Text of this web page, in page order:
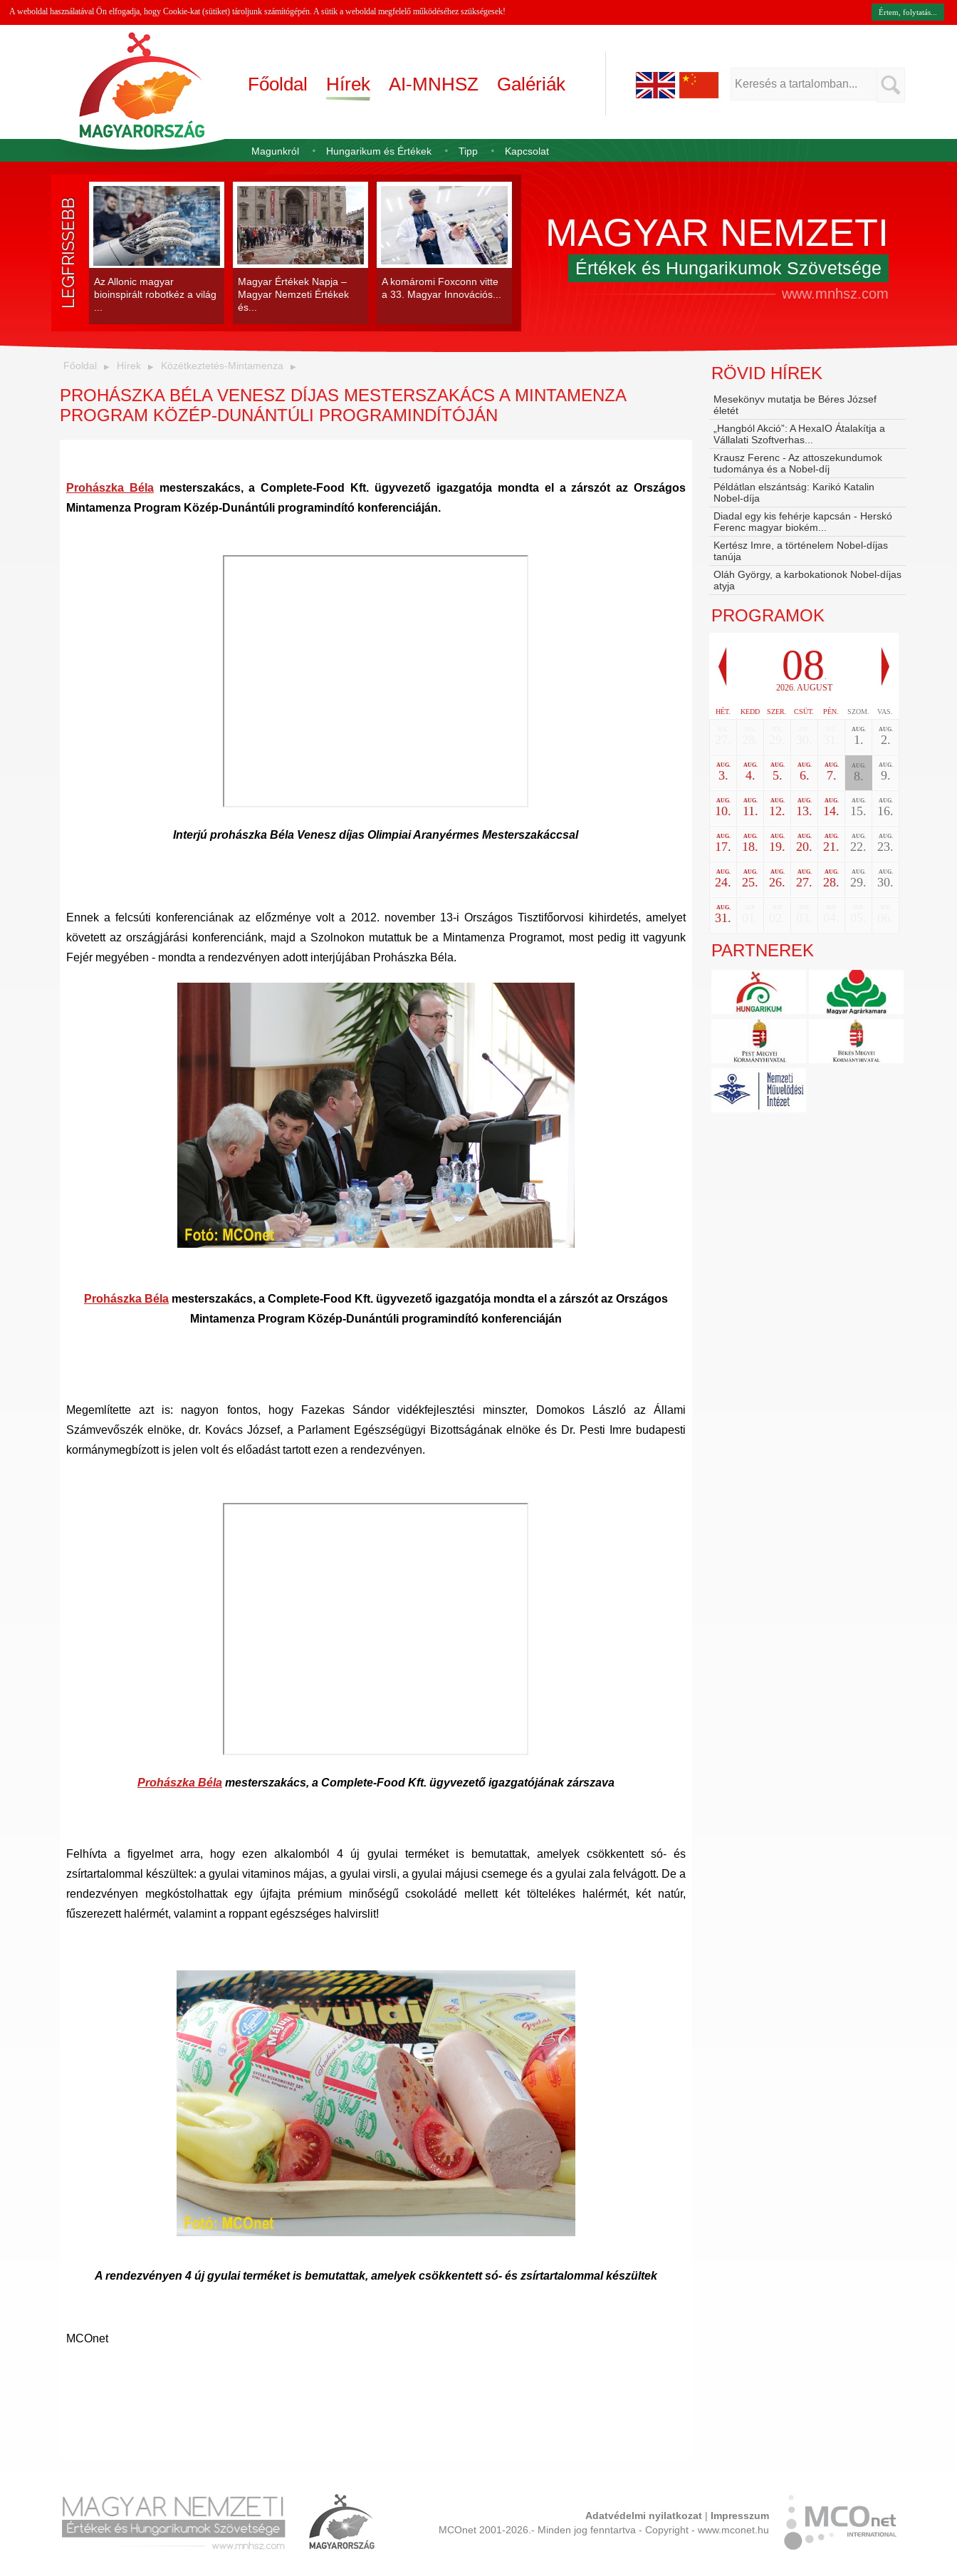
A weboldal használatával Ön elfogadja, hogy Cookie-kat (sütiket) tároljunk számítógépén. A sütik a weboldal megfelelő működéséhez szükségesek! Értem, folytatás...
Főoldal Hírek AI-MNHSZ Galériák
Magunkról Hungarikum és Értékek Tipp Kapcsolat
LEGFRISSEBB
Az Allonic magyar
bioinspirált robotkéz a világ
Magyar Értékek Napja –
Magyar Nemzeti Értékek
és...
A komáromi Foxconn vitte
a 33. Magyar Innovációs...
MAGYAR NEMZETI
Értékek és Hungarikumok Szövetsége
www.mnhsz.com
Főoldal Hírek Közétkeztetés-Mintamenza
PROHÁSZKA BÉLA VENESZ DÍJAS MESTERSZAKÁCS A MINTAMENZA
PROGRAM KÖZÉP-DUNÁNTÚLI PROGRAMINDÍTÓJÁN
Prohászka Bélamesterszakács, a Complete-Food Kft. ügyvezető igazgatója mondta el a zárszót az Országos
Mintamenza Program Közép-Dunántúli programindító konferenciáján.
Interjú prohászka Béla Venesz díjas Olimpiai Aranyérmes Mesterszakáccsal
Ennek a felcsúti konferenciának az előzménye volt a 2012. november 13-i Országos Tisztifőorvosi kihirdetés, amelyet
követett az országjárási konferenciánk, majd a Szolnokon mutattuk be a Mintamenza Programot, most pedig itt vagyunk
Fejér megyében - mondta a rendezvényen adott interjújában Prohászka Béla.
Prohászka Bélamesterszakács, a Complete-Food Kft. ügyvezető igazgatója mondta el a zárszót az Országos
Mintamenza Program Közép-Dunántúli programindító konferenciáján
Megemlítette azt is: nagyon fontos, hogy Fazekas Sándor vidékfejlesztési minszter, Domokos László az Állami
Számvevőszék elnöke, dr. Kovács József, a Parlament Egészségügyi Bizottságának elnöke és Dr. Pesti Imre budapesti
kormánymegbízott is jelen volt és előadást tartott ezen a rendezvényen.
Prohászka Bélamesterszakács, a Complete-Food Kft. ügyvezető igazgatójának zárszava
Felhívta a figyelmet arra, hogy ezen alkalomból 4 új gyulai terméket is bemutattak, amelyek csökkentett só- és
zsírtartalommal készültek: a gyulai vitaminos májas, a gyulai virsli, a gyulai májusi csemege és a gyulai zala felvágott. De a
rendezvényen megkóstolhattak egy újfajta prémium minőségű csokoládé mellett két töltelékes halérmét, két natúr,
fűszerezett halérmét, valamint a roppant egészséges halvirslit!
A rendezvényen 4 új gyulai terméket is bemutattak, amelyek csökkentett só- és zsírtartalommal készültek
MCOnet
RÖVID HÍREK
Mesekönyv mutatja be Béres József
életét
„Hangból Akció”: A HexaIO Átalakítja a
Vállalati Szoftverhas...
Krausz Ferenc - Az attoszekundumok
tudománya és a Nobel‑díj
Példátlan elszántság: Karikó Katalin
Nobel-díja
Diadal egy kis fehérje kapcsán - Herskó
Ferenc magyar biokém...
Kertész Imre, a történelem Nobel-díjas
tanúja
Oláh György, a karbokationok Nobel-díjas
atyja
PROGRAMOK
08 .
2026. AUGUST
HÉT. KEDD SZER. CSÜT. PÉN. SZOM. VAS.
AUG.
1.
AUG.
2.
AUG.
3.
AUG.
4.
AUG.
5.
AUG.
6.
AUG.
7.
AUG.
8.
AUG.
9.
AUG.
10.
AUG.
11.
AUG.
12.
AUG.
13.
AUG.
14.
AUG.
15.
AUG.
16.
AUG.
17.
AUG.
18.
AUG.
19.
AUG.
20.
AUG.
21.
AUG.
22.
AUG.
23.
AUG.
24.
AUG.
25.
AUG.
26.
AUG.
27.
AUG.
28.
AUG.
29.
AUG.
30.
AUG.
31.
PARTNEREK
Adatvédelmi nyilatkozat | Impresszum
MCOnet 2001-2026.- Minden jog fenntartva - Copyright - www.mconet.hu